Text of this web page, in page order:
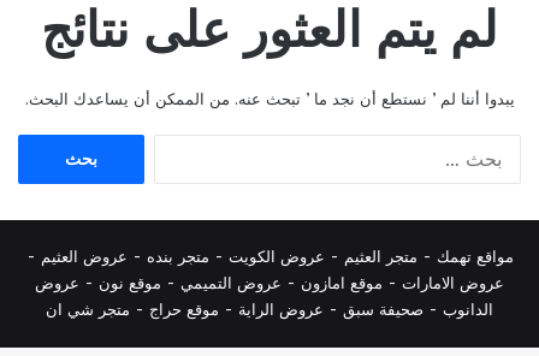
لم يتم العثور على نتائج
يبدوا أننا لم ’ نستطع أن نجد ما ’ تبحث عنه. من الممكن أن يساعدك البحث.
مواقع تهمك - متجر العثيم - عروض الكويت - متجر بنده - عروض العثيم -
عروض الامارات - موقع امازون - عروض التميمي - موقع نون - عروض
الدانوب - صحيفة سبق - عروض الراية - موقع حراج - متجر شي ان